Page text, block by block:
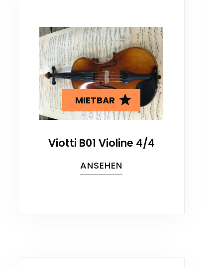
MIETBAR
Viotti B01 Violine 4/4
ANSEHEN